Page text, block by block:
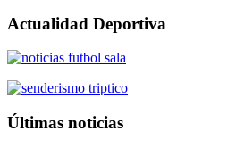
Actualidad Deportiva
Últimas noticias